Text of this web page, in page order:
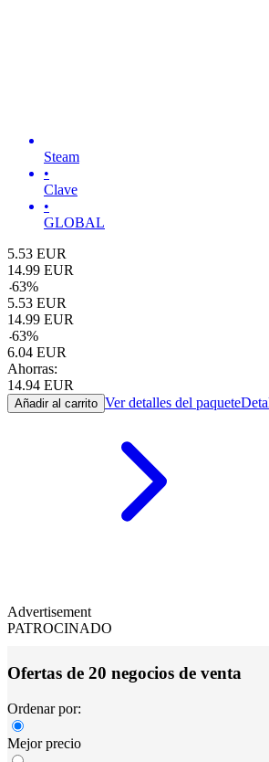
Steam
•
Clave
•
GLOBAL
5.53 EUR
14.99 EUR
-63%
5.53 EUR
14.99 EUR
-63%
6.04 EUR
Ahorras:
14.94 EUR
Añadir al carrito Ver detalles del paquete
Advertisement
PATROCINADO
Ofertas de 20 negocios de venta
Ordenar por:
Mejor precio